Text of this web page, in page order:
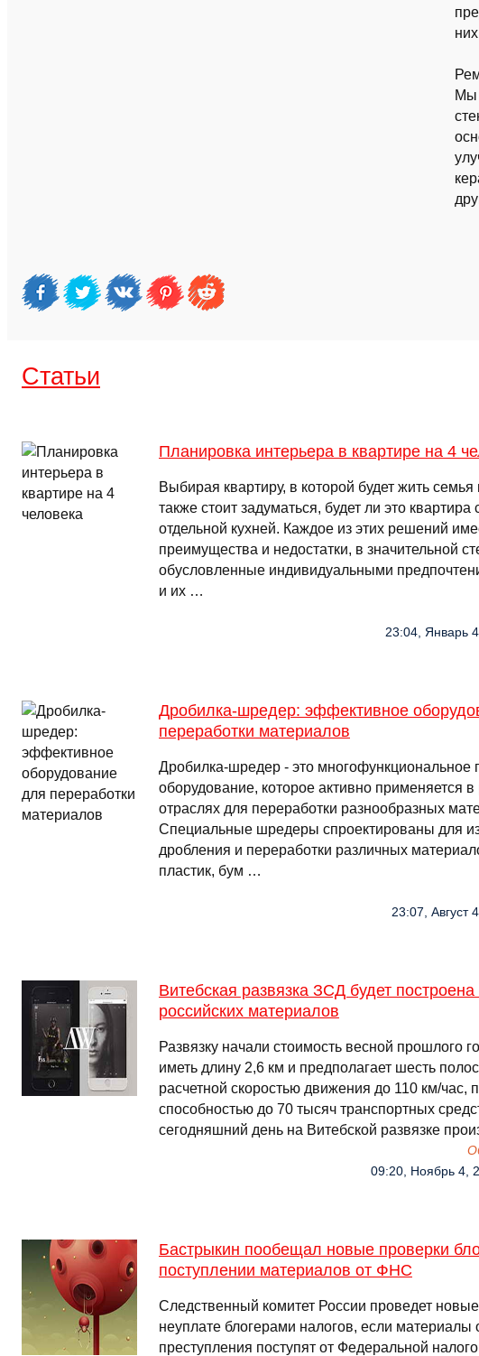
Мы
Cтатьи
Планировка интерьера в квартире на 4
Выбирая квартиру, в которой будет жить семья
также стоит задуматься, будет ли это квартира
отдельной кухней. Каждое из этих решений
преимущества и недостатки, в значительной
обусловленные индивидуальными
и их …
23:04, Январь
Дробилка-шредер: эффективное
переработки материалов
Дробилка-шредер - это
оборудование, которое активно применяется
отраслях для переработки разнообразных
Специальные шредеры спроектированы для
дробления и переработки различных
пластик, бум …
23:07, Август
Витебская развязка ЗСД будет
российских материалов
Развязку начали стоимость весной прошлого
иметь длину 2,6 км и предполагает шесть
расчетной скоростью движения до 110 км/час,
способностью до 70 тысяч транспортных
сегодняшний день на Витебской развязке
09:20, Ноябрь 4,
Бастрыкин пообещал новые проверки
поступлении материалов от ФНС
Следственный комитет России проведет
неуплате блогерами налогов, если материалы
преступления поступят от Федеральной